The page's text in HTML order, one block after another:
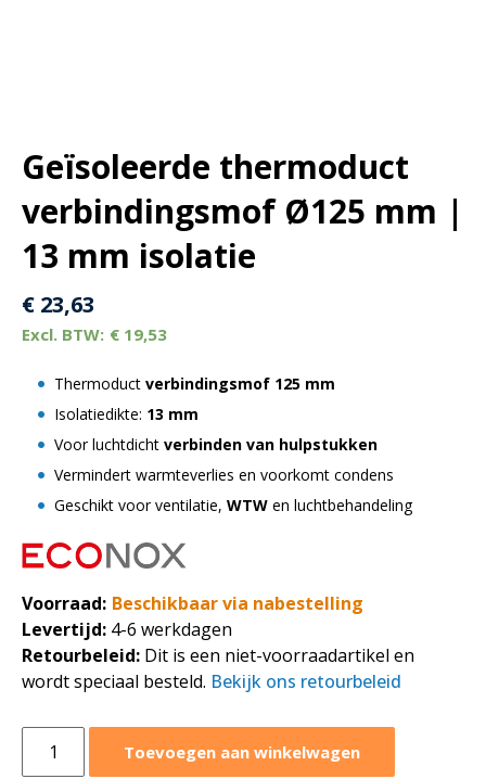
Geïsoleerde thermoduct
verbindingsmof Ø125 mm |
13 mm isolatie
€ 23,63
€ 19,53
Thermoduct verbindingsmof 125 mm
Isolatiedikte: 13 mm
Voor luchtdicht verbinden van hulpstukken
Vermindert warmteverlies en voorkomt condens
Geschikt voor ventilatie, WTW en luchtbehandeling
Voorraad: Beschikbaar via nabestelling
Levertijd: 4-6 werkdagen
Retourbeleid: Dit is een niet-voorraadartikel en
wordt speciaal besteld. Bekijk ons retourbeleid
thermoduct
Toevoegen aan winkelwagen